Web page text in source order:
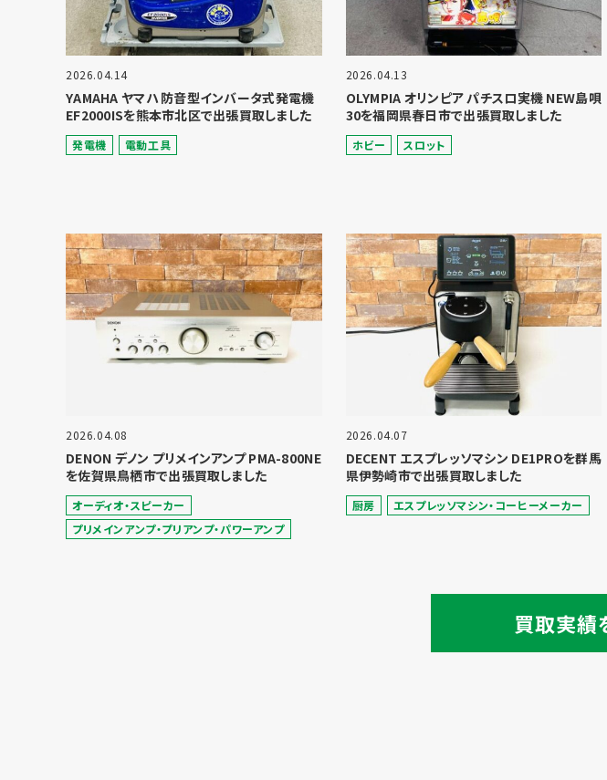
2026.04.14
YAMAHA ヤマハ 防音型インバータ式発電機
EF2000ISを熊本市北区で出張買取しました
発電機 電動⼯具
2026.04.13
OLYMPIA オリンピア パチスロ実機 NEW島唄
30を福岡県春日市で出張買取しました
ホビー スロット
2026.04.08
DENON デノン プリメインアンプ PMA-800NE
を佐賀県鳥栖市で出張買取しました
オーディオ・スピーカー
プリメインアンプ・プリアンプ・パワーアンプ
2026.04.07
DECENT エスプレッソマシン DE1PROを群馬
県伊勢崎市で出張買取しました
厨房 エスプレッソマシン・コーヒーメーカー
買取実績